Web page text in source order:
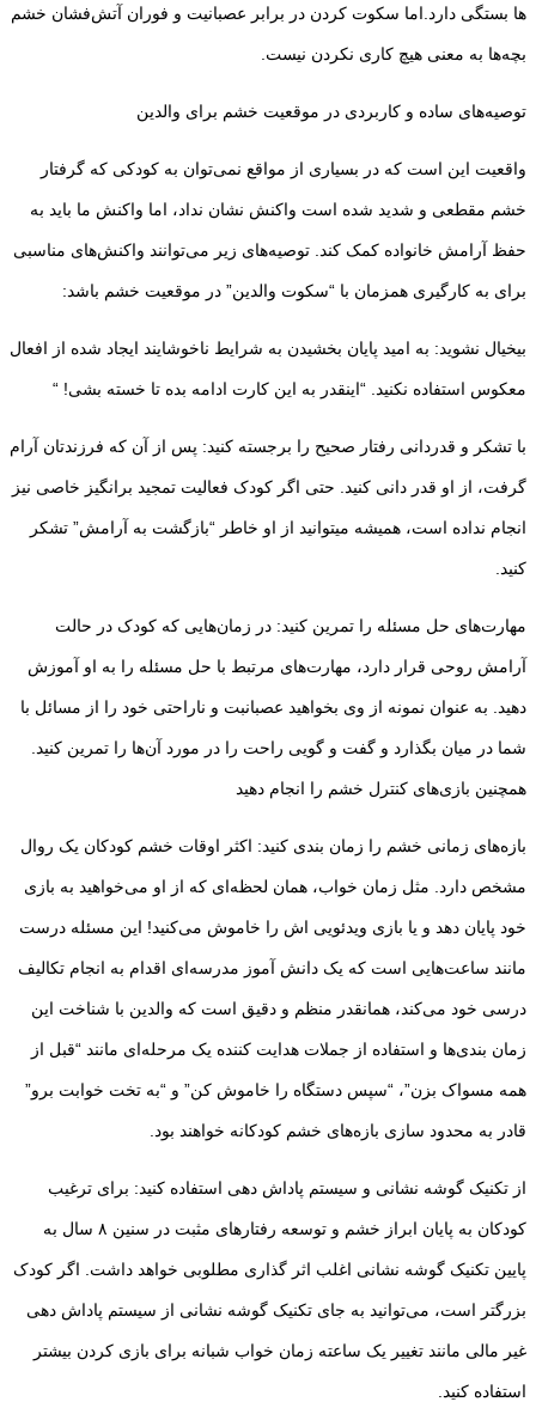
ها بستگی دارد.اما سکوت کردن در برابر عصبانیت و فوران آتش‌فشان خشم
بچه‌ها به معنی هیچ کاری نکردن نیست.
توصیه‌های ساده و کاربردی در موقعیت خشم برای والدین
واقعیت این است که در بسیاری از مواقع نمی‌توان به کودکی که گرفتار
خشم مقطعی و شدید شده است واکنش نشان نداد، اما واکنش ما باید به
حفظ آرامش خانواده کمک کند. توصیه‌های زیر می‌توانند واکنش‌های مناسبی
برای به کارگیری همزمان با “سکوت والدین” در موقعیت خشم باشد:
بیخیال نشوید: به امید پایان بخشیدن به شرایط ناخوشایند ایجاد شده از افعال
معکوس استفاده نکنید. “اینقدر به این کارت ادامه بده تا خسته بشی! “
با تشکر و قدردانی رفتار صحیح را برجسته کنید: پس از آن که فرزندتان آرام
گرفت، از او قدر دانی کنید. حتی اگر کودک فعالیت تمجید برانگیز خاصی نیز
انجام نداده است، همیشه میتوانید از او خاطر “بازگشت به آرامش” تشکر
کنید.
مهارت‌های حل مسئله را تمرین کنید: در زمان‌هایی که کودک در حالت
آرامش روحی قرار دارد، مهارت‌های مرتبط با حل مسئله را به او آموزش
دهید. به عنوان نمونه از وی بخواهید عصبانبت و ناراحتی خود را از مسائل با
شما در میان بگذارد و گفت و گویی راحت را در مورد آن‌ها را تمرین کنید.
همچنین بازی‌های کنترل خشم را انجام دهید
بازه‌های زمانی خشم را زمان بندی کنید: اکثر اوقات خشم کودکان یک روال
مشخص دارد. مثل زمان خواب، همان لحظه‌ای که از او می‌خواهید به بازی
خود پایان دهد و یا بازی ویدئویی اش را خاموش می‌کنید! این مسئله درست
مانند ساعت‌هایی است که یک دانش آموز مدرسه‌ای اقدام به انجام تکالیف
درسی خود می‌کند، همانقدر منظم و دقیق است که والدین با شناخت این
زمان بندی‌ها و استفاده از جملات هدایت کننده یک مرحله‌ای مانند “قبل از
همه مسواک بزن”، “سپس دستگاه را خاموش کن” و “به تخت خوابت برو”
قادر به محدود سازی بازه‌های خشم کودکانه خواهند بود.
از تکنیک گوشه نشانی و سیستم پاداش دهی استفاده کنید: برای ترغیب
کودکان به پایان ابراز خشم و توسعه رفتار‌های مثبت در سنین ۸ سال به
پایین تکنیک گوشه نشانی اغلب اثر گذاری مطلوبی خواهد داشت. اگر کودک
بزرگتر است، می‌توانید به جای تکنیک گوشه نشانی از سیستم پاداش دهی
غیر مالی مانند تغییر یک ساعته زمان خواب شبانه برای بازی کردن بیشتر
استفاده کنید.